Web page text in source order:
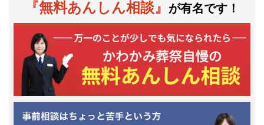
『無料あんしん相談』 が有名です！